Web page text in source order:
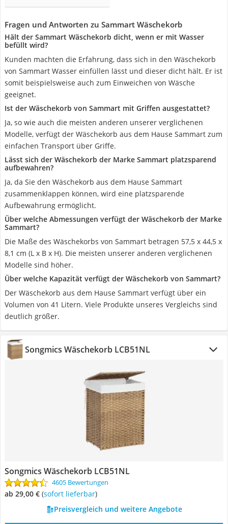
Fragen und Antworten zu Sammart Wäschekorb
Hält der Sammart Wäschekorb dicht, wenn er mit Wasser
befüllt wird?
Kunden machten die Erfahrung, dass sich in den Wäschekorb
von Sammart Wasser einfüllen lässt und dieser dicht hält. Er ist
somit beispielsweise auch zum Einweichen von Wäsche
geeignet.
Ist der Wäschekorb von Sammart mit Griffen ausgestattet?
Ja, so wie auch die meisten anderen unserer verglichenen
Modelle, verfügt der Wäschekorb aus dem Hause Sammart zum
einfachen Transport über Griffe.
Lässt sich der Wäschekorb der Marke Sammart platzsparend
aufbewahren?
Ja, da Sie den Wäschekorb aus dem Hause Sammart
zusammenklappen können, wird eine platzsparende
Aufbewahrung ermöglicht.
Über welche Abmessungen verfügt der Wäschekorb der Marke
Sammart?
Die Maße des Wäschekorbs von Sammart betragen 57,5 x 44,5 x
8,1 cm (L x B x H). Die meisten unserer anderen verglichenen
Modelle sind höher.
Über welche Kapazität verfügt der Wäschekorb von Sammart?
Der Wäschekorb aus dem Hause Sammart verfügt über ein
Volumen von 41 Litern. Viele Produkte unseres Vergleichs sind
deutlich größer.
Songmics Wäschekorb LCB51NL
Songmics Wäschekorb LCB51NL
4605 Bewertungen
ab 29,00 € ( Sofort lieferbar)
Preisvergleich und weitere Angebote